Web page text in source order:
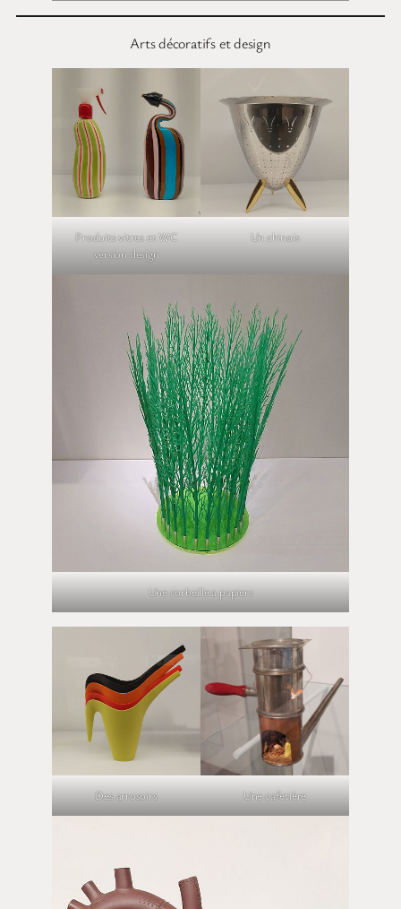
Arts décoratifs et design
Produits vitres et WC
version design
Un chinois
Une corbeille a papiers
Des arrosoirs Une cafetière